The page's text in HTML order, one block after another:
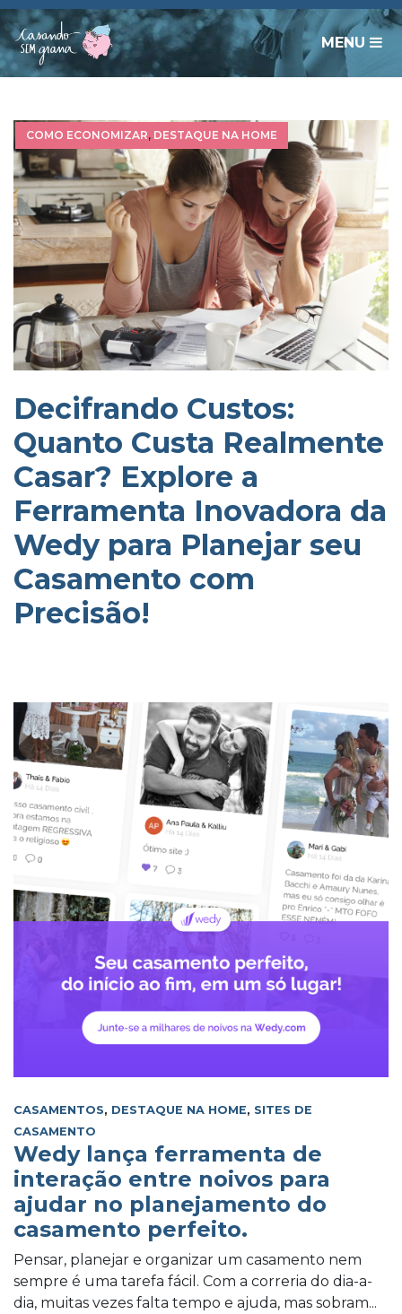
MENU
COMO ECONOMIZAR, DESTAQUE NA HOME
Decifrando Custos:
Quanto Custa Realmente
Casar? Explore a
Ferramenta Inovadora da
Wedy para Planejar seu
Casamento com
Precisão!
CASAMENTOS, DESTAQUE NA HOME, SITES DE
CASAMENTO
Wedy lança ferramenta de
interação entre noivos para
ajudar no planejamento do
casamento perfeito.
Pensar, planejar e organizar um casamento nem
sempre é uma tarefa fácil. Com a correria do dia-a-
dia, muitas vezes falta tempo e ajuda, mas sobram...